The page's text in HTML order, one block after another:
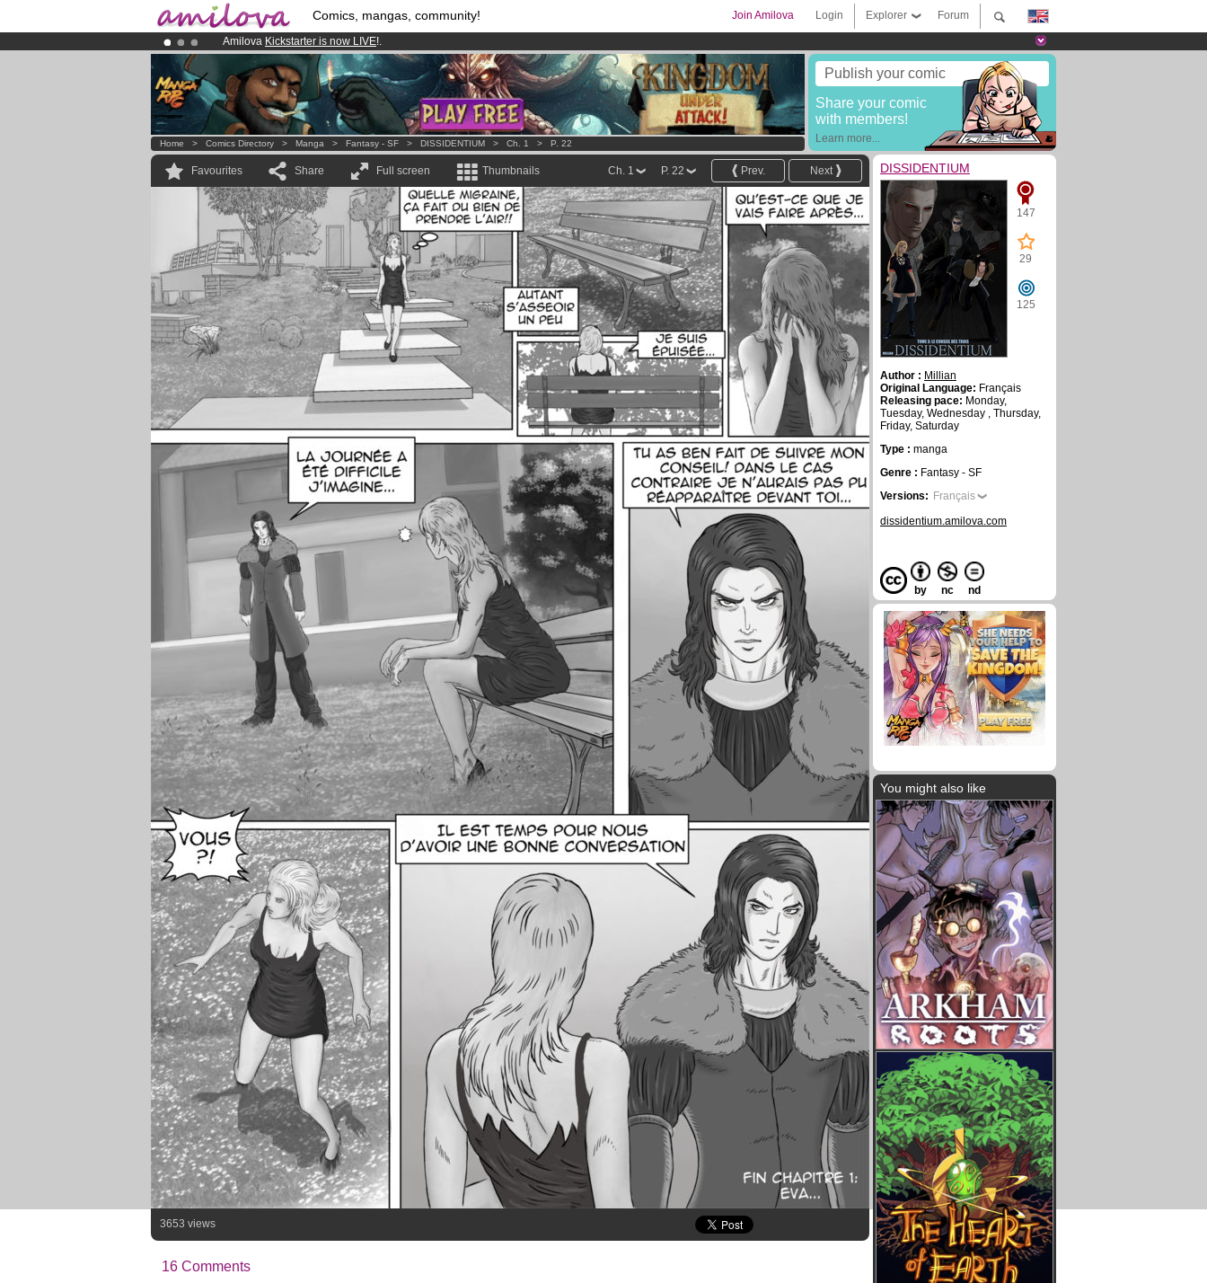
Comics, mangas, community! Forum
Explorer
Login
Join Amilova
Amilova Kickstarter is now LIVE!.
Premium membership from3.95 eurosper month !Get membership now
Already 100000 membersand 1000 comics & mangas!.
Publish your comic
Share your comic
with members!
Learn more...
Home > Comics Directory > Manga > Fantasy - SF > DISSIDENTIUM > Ch. 1 > P. 22
Favourites Share Full screen Thumbnails Next
Prev.
P. 22
Ch. 1
3653 views
16 Comments
DISSIDENTIUM
147
29
125
Author : Millian
Original Language: Français
Releasing pace: Monday,
Tuesday, Wednesday , Thursday,
Friday, Saturday
Type : manga
Genre : Fantasy - SF
Versions: Français
dissidentium.amilova.com
by nc nd
You might also like